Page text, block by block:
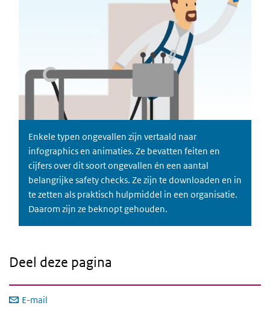
Enkele typen ongevallen zijn vertaald naar
infographics en animaties. Ze bevatten feiten en
cijfers over dit soort ongevallen én een aantal
belangrijke safety checks. Ze zijn te downloaden en in
te zetten als praktisch hulpmiddel in een organisatie.
Daarom zijn ze beknopt gehouden.
Deel deze pagina
E-mail